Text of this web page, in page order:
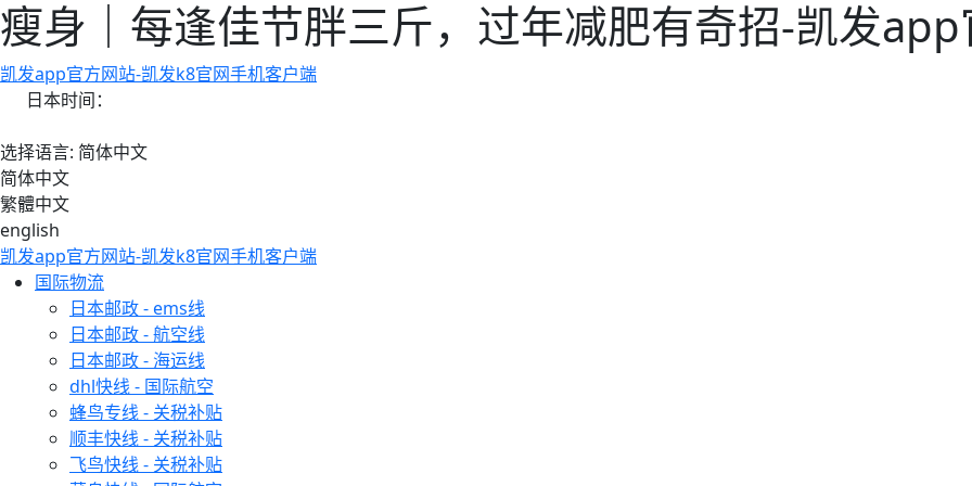
瘦身｜每逢佳节胖三斤，过年减肥有奇招-凯发
凯发app官方网站-凯发k8官网手机客户端
日本时间：
选择语言: 简体中文
简体中文
繁體中文
english
凯发app官方网站-凯发k8官网手机客户端
国际物流
日本邮政 - ems线
日本邮政 - 航空线
日本邮政 - 海运线
dhl快线 - 国际航空
蜂鸟专线 - 关税补贴
顺丰快线 - 关税补贴
飞鸟快线 - 关税补贴